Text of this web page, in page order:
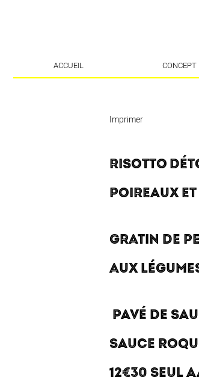
ACCUEIL CONCEPT
Imprimer
RISOTTO
POIREAUX
GRATIN DE
AUX
PAVÉ DE
SAUCE
12€30 SEUL